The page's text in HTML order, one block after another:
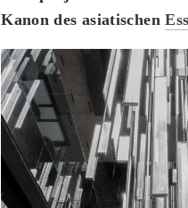
Kanon des asiatischen